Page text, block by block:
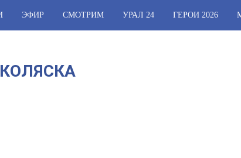
ЭФИР СМОТРИМ УРАЛ 24 ГЕРОИ 2026